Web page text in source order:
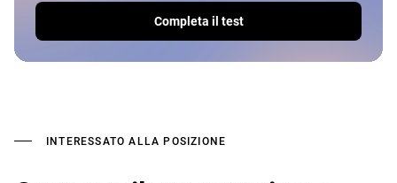
Completa il test
INTERESSATO ALLA POSIZIONE